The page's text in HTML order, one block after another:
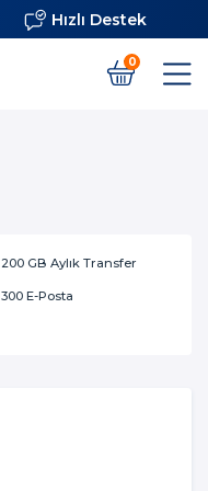
Hızlı Destek
0
200 GB Aylık Transfer
300 E-Posta